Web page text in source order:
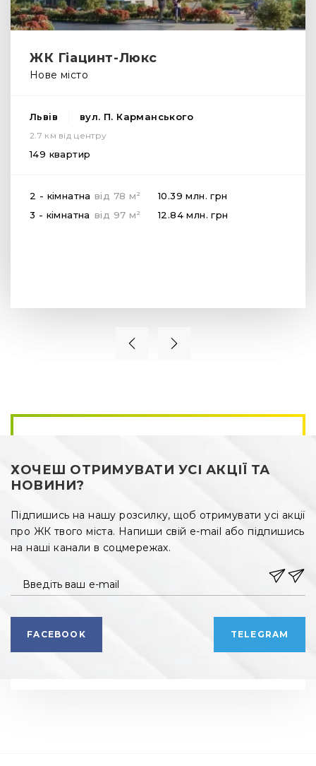
ЖК Гіацинт-Люкс
Нове місто
Львів вул. П. Карманського
2.7 км від центру
149 квартир
2 - кімнатна від 78 м 2 10.39 млн.грн
3 - кімнатна від 97 м 2 12.84 млн.грн
ХОЧЕШ ОТРИМУВАТИ УСІ АКЦІЇ ТА
НОВИНИ?
Підпишись на нашу розсилку, щоб отримувати усі акції
про ЖК твого міста. Напиши свій e-mail або підпишись
на наші канали в соцмережах.
Введіть ваш e-mail
FACEBOOK TELEGRAM